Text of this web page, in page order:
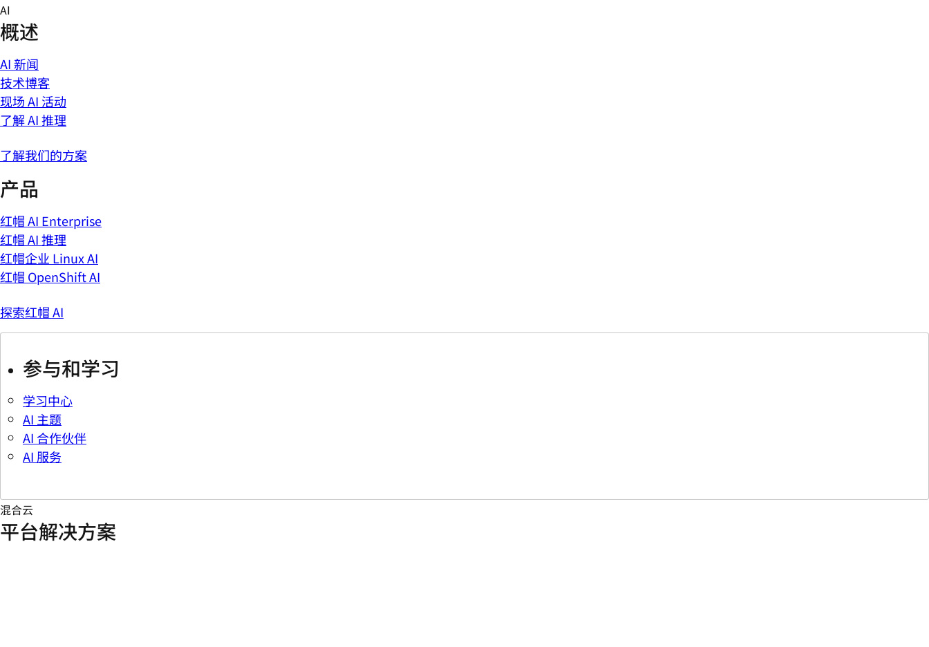
Skip
to
content
AI
概述
AI 新闻
技术博客
现场 AI 活动
了解 AI 推理
了解我们的方案
产品
红帽 AI Enterprise
红帽 AI 推理
红帽企业 Linux AI
红帽 OpenShift AI
探索红帽 AI
参与和学习
学习中心
AI 主题
AI 合作伙伴
AI 服务
混合云
平台解决方案